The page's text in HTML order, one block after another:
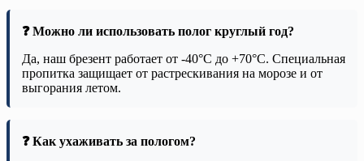
❓ Можно ли использовать полог круглый год?
Да, наш брезент работает от -40°C до +70°C. Специальная
пропитка защищает от растрескивания на морозе и от
выгорания летом.
❓ Как ухаживать за пологом?